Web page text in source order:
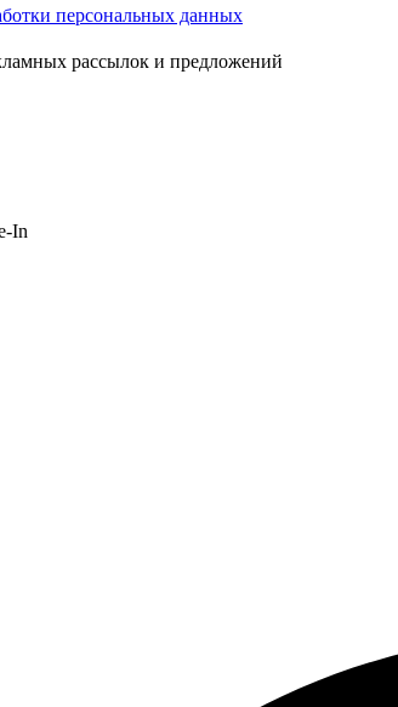
персональных данных
рассылок и предложений